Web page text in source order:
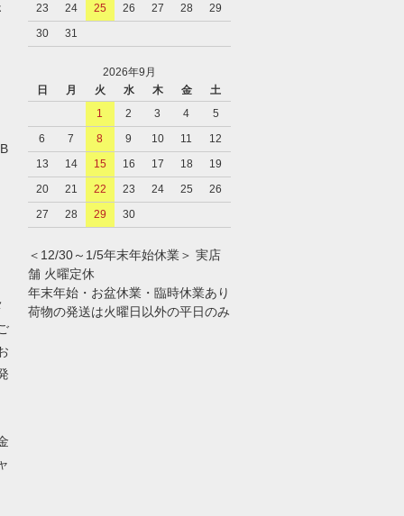
23
24 25 26 27 28
29
30
31
2026年9月
日
月 火 水 木 金
土
1
2 3 4
5
6
7 8 9 10 11
12
13
14 15 16 17 18
19
20
21 22 23 24 25
26
27
28 29 30
＜12/30～1/5年末年始休業＞ 実店
舗 火曜定休
年末年始・お盆休業・臨時休業あり
荷物の発送は火曜日以外の平日のみ